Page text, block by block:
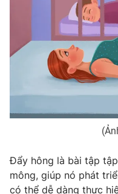
Đẩy hông là bài tập
mông, giúp nó phát
có thể dễ dàng thực